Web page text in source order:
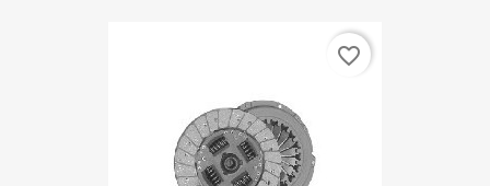
favorite_border